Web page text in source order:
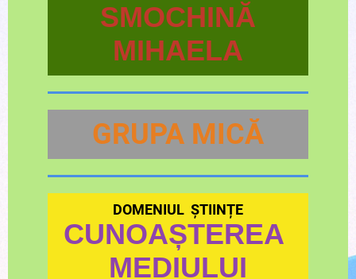
SMOCHINĂ
MIHAELA
GRUPA MICĂ
DOMENIUL ȘTIINȚE
CUNOAȘTEREA
MEDIULUI